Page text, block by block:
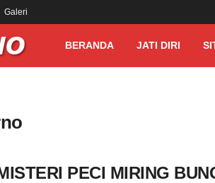
Galeri
BERANDA JATI DIRI
PECI MIRING